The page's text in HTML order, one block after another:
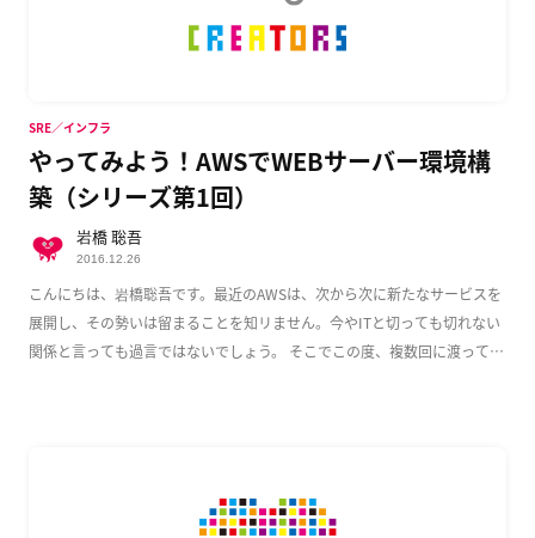
やってみよう！AWSでWEBサーバー環境構
築（シリーズ第1回）
こんにちは、岩橋聡吾です。最近のAWSは、次から次に新たなサービスを
展開し、その勢いは留まることを知リません。今やITと切っても切れない
関係と言っても過言ではないでしょう。 そこでこの度、複数回に渡って
SRE／インフラ
岩橋 聡吾
2016.12.26